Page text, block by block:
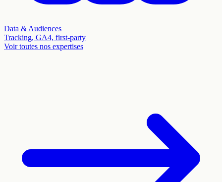
Data & Audiences
Tracking, GA4, first-party
Voir toutes nos expertises